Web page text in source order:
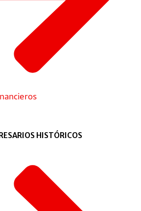
HISTÓRICOS